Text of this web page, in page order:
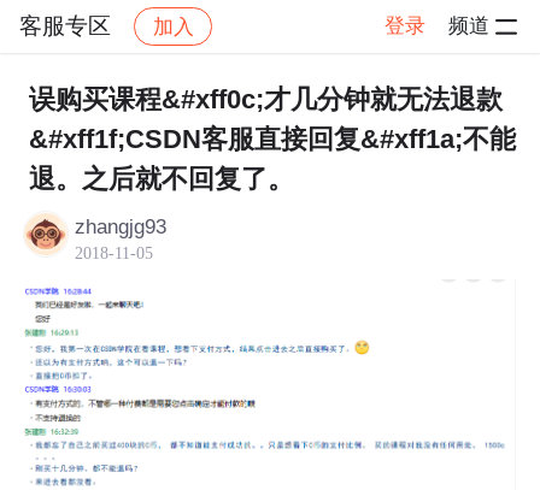
客服专区 加入 登录 频道
社区 客服专区 帖子详情
误购买课程&#xff0c;才几分钟就无法退款
&#xff1f;CSDN客服直接回复&#xff1a;不能
退。之后就不回复了。
zhangjg93
2018-11-05